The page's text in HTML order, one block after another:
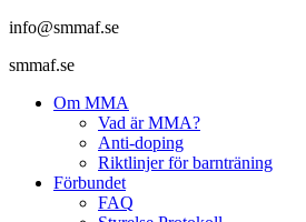
info@smmaf.se
smmaf.se
Om MMA
Vad är MMA?
Anti-doping
Riktlinjer för barnträning
Förbundet
FAQ